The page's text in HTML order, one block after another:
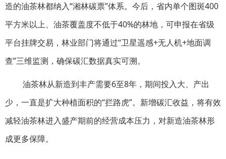
造的油茶林都纳入“湘林碳票”体系。今后，省内单个图斑400
平方米以上、油茶覆盖度不低于40%的林地，可申报在省级
平台挂牌交易，林业部门将通过“卫星遥感+无人机+地面调
查”三维监测，确保碳汇数据真实可溯。
油茶林从新造到丰产需要6至8年，期间投入大、产出
少，一直是扩大种植面积的“拦路虎”。新增碳汇收益，将有效
减轻油茶林进入盛产期前的经营成本压力，对新造油茶林形
成更多保障。